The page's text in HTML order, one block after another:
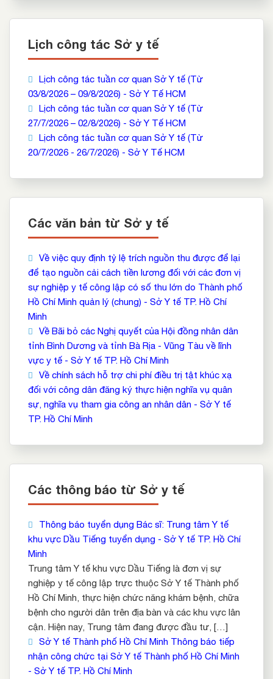
Lịch công tác Sở y tế
Lịch công tác tuần cơ quan Sở Y tế (Từ
03/8/2026 – 09/8/2026) - Sở Y Tế HCM
Lịch công tác tuần cơ quan Sở Y tế (Từ
27/7/2026 – 02/8/2026) - Sở Y Tế HCM
Lịch công tác tuần cơ quan Sở Y tế (Từ
20/7/2026 - 26/7/2026) - Sở Y Tế HCM
Các văn bản từ Sở y tế
Về việc quy định tỷ lệ trích nguồn thu được để lại
để tạo nguồn cải cách tiền lương đối với các đơn vị
sự nghiệp y tế công lập có số thu lớn do Thành phố
Hồ Chí Minh quản lý (chung) - Sở Y tế TP. Hồ Chí
Minh
Về Bãi bỏ các Nghị quyết của Hội đồng nhân dân
tỉnh Bình Dương và tỉnh Bà Rịa - Vũng Tàu về lĩnh
vực y tế - Sở Y tế TP. Hồ Chí Minh
Về chính sách hỗ trợ chi phí điều trị tật khúc xạ
đối với công dân đăng ký thực hiện nghĩa vụ quân
sự, nghĩa vụ tham gia công an nhân dân - Sở Y tế
TP. Hồ Chí Minh
Các thông báo từ Sở y tế
Thông báo tuyển dụng Bác sĩ: Trung tâm Y tế
khu vực Dầu Tiếng tuyển dụng - Sở Y tế TP. Hồ Chí
Minh
Trung tâm Y tế khu vực Dầu Tiếng là đơn vị sự
nghiệp y tế công lập trực thuộc Sở Y tế Thành phố
Hồ Chí Minh, thực hiện chức năng khám bệnh, chữa
bệnh cho người dân trên địa bàn và các khu vực lân
cận. Hiện nay, Trung tâm đang được đầu tư, […]
Sở Y tế Thành phố Hồ Chí Minh Thông báo tiếp
nhận công chức tại Sở Y tế Thành phố Hồ Chí Minh
- Sở Y tế TP. Hồ Chí Minh